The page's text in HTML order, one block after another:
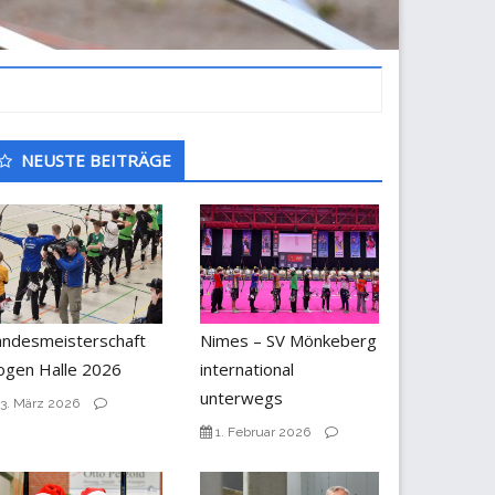
NEUSTE BEITRÄGE
Halle 2026
3. März 2026
Nimes – SV Mönkeberg
international
unterwegs
1. Februar 2026